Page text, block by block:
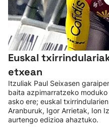
Euskal
etxean
Itzuliak Paul Seixasen
baita azpimarratzeko
asko ere; euskal
Aranburuk, Igor Arrietak, Ion
aurtengo edizioa ahaztuko.